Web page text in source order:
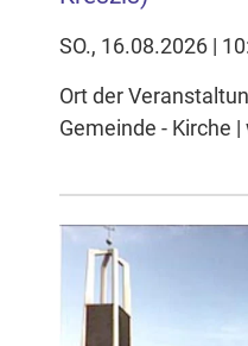
SO., 16.08.2026 |
Ort der
Gemeinde - Kirche